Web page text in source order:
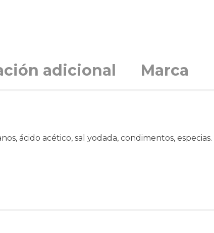
adicional Marca
ácido acético, sal yodada, condimentos, especias.